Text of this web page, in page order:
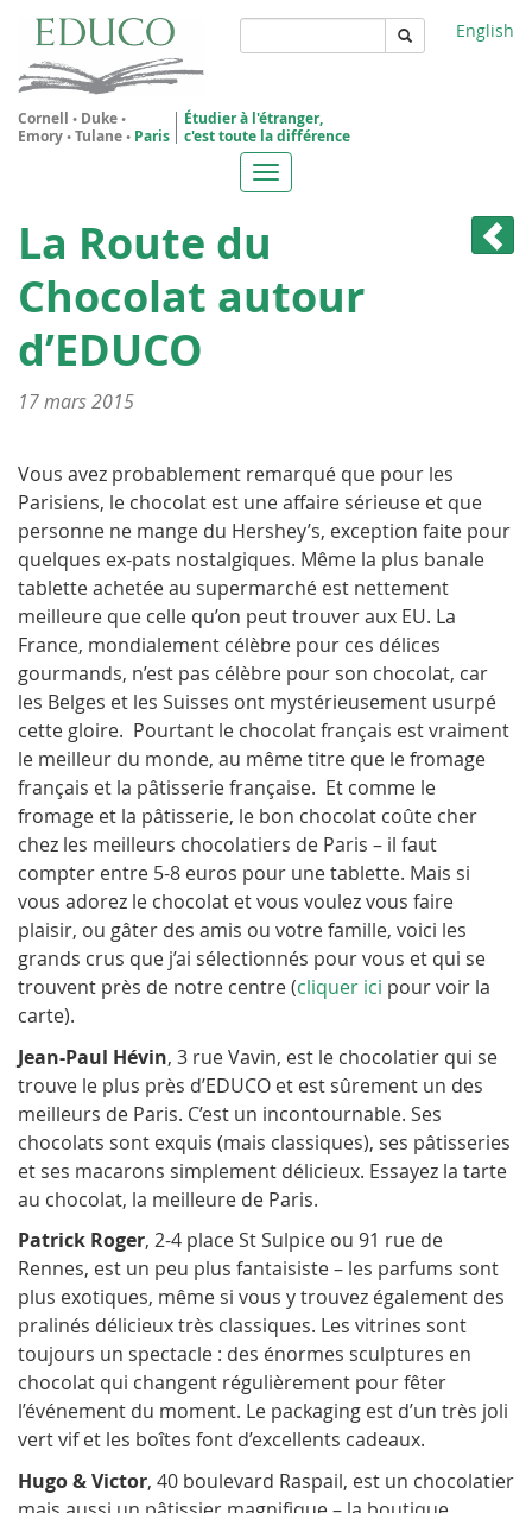
Aller
contenu
principal
English
Cornell • Duke•
Emory•Tulane• Paris
Étudier à l'étranger,
c'est toute la différence
Toggle
navigation
La Route du
Chocolat autour
d’EDUCO
17 mars 2015
Vous avez probablement remarqué que pour les
Parisiens, le chocolat est une affaire sérieuse et que
personne ne mange du Hershey’s, exception faite pour
quelques ex-pats nostalgiques. Même la plus banale
tablette achetée au supermarché est nettement
meilleure que celle qu’on peut trouver aux EU. La
France, mondialement célèbre pour ces délices
gourmands, n’est pas célèbre pour son chocolat, car
les Belges et les Suisses ont mystérieusement usurpé
cette gloire. Pourtant le chocolat français est vraiment
le meilleur du monde, au même titre que le fromage
français et la pâtisserie française. Et comme le
fromage et la pâtisserie, le bon chocolat coûte cher
chez les meilleurs chocolatiers de Paris – il faut
compter entre 5-8 euros pour une tablette. Mais si
vous adorez le chocolat et vous voulez vous faire
plaisir, ou gâter des amis ou votre famille, voici les
grands crus que j’ai sélectionnés pour vous et qui se
trouvent près de notre centre (cliquer ici pour voir la
carte).
Jean-Paul Hévin, 3 rue Vavin, est le chocolatier qui se
trouve le plus près d’EDUCO et est sûrement un des
meilleurs de Paris. C’est un incontournable. Ses
chocolats sont exquis (mais classiques), ses pâtisseries
et ses macarons simplement délicieux. Essayez la tarte
au chocolat, la meilleure de Paris.
Patrick Roger, 2-4 place St Sulpice ou 91 rue de
Rennes, est un peu plus fantaisiste – les parfums sont
plus exotiques, même si vous y trouvez également des
pralinés délicieux très classiques. Les vitrines sont
toujours un spectacle : des énormes sculptures en
chocolat qui changent régulièrement pour fêter
l’événement du moment. Le packaging est d’un très joli
vert vif et les boîtes font d’excellents cadeaux.
Hugo & Victor, 40 boulevard Raspail, est un chocolatier